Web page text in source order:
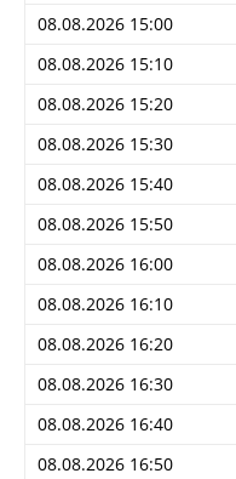
08.08.2026 15:00
08.08.2026 15:10
08.08.2026 15:20
08.08.2026 15:30
08.08.2026 15:40
08.08.2026 15:50
08.08.2026 16:00
08.08.2026 16:10
08.08.2026 16:20
08.08.2026 16:30
08.08.2026 16:40
08.08.2026 16:50